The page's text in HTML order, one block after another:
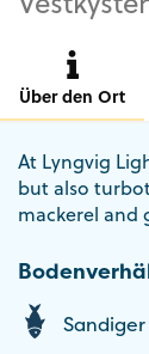
Über den Ort
At Lyngvig
but also
mackerel and